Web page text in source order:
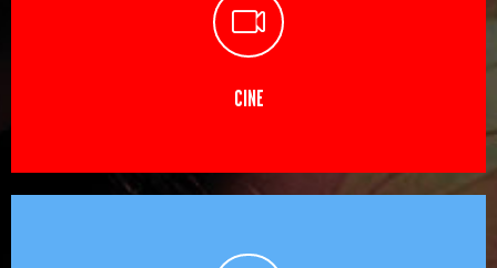
CINE